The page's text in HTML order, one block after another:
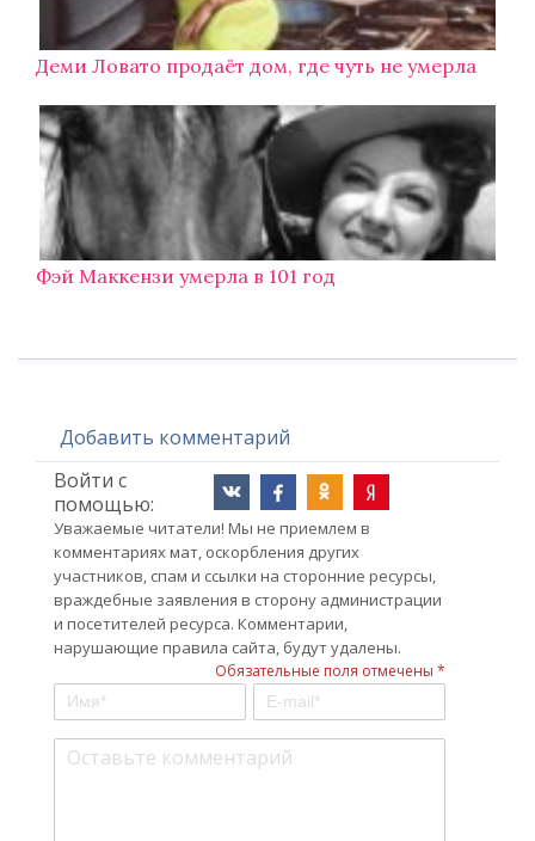
Деми Ловато продаёт дом, где чуть не умерла
Фэй Маккензи умерла в 101 год
Добавить комментарий
Войти с
помощью:
Уважаемые читатели! Мы не приемлем в
комментариях мат, оскорбления других
участников, спам и ссылки на сторонние ресурсы,
враждебные заявления в сторону администрации
и посетителей ресурса. Комментарии,
нарушающие правила сайта, будут удалены.
Обязательные поля отмечены *